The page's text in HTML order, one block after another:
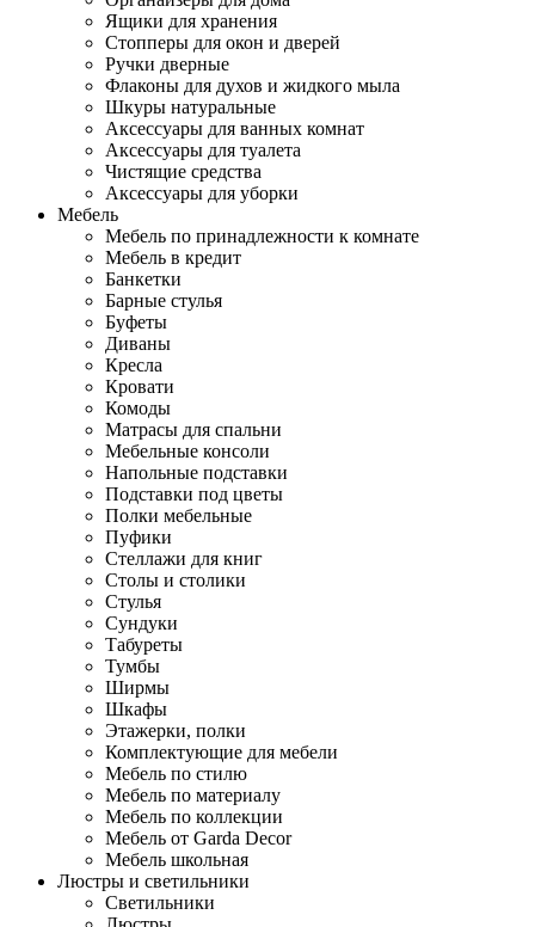
Ящики для хранения
Стопперы для окон и дверей
Ручки дверные
Флаконы для духов и жидкого мыла
Шкуры натуральные
Аксессуары для ванных комнат
Аксессуары для туалета
Чистящие средства
Аксессуары для уборки
Мебель
Мебель по принадлежности к комнате
Мебель в кредит
Банкетки
Барные стулья
Буфеты
Диваны
Кресла
Кровати
Комоды
Матрасы для спальни
Мебельные консоли
Напольные подставки
Подставки под цветы
Полки мебельные
Пуфики
Стеллажи для книг
Столы и столики
Стулья
Сундуки
Табуреты
Тумбы
Ширмы
Шкафы
Этажерки, полки
Комплектующие для мебели
Мебель по стилю
Мебель по материалу
Мебель по коллекции
Мебель от Garda Decor
Мебель школьная
Люстры и светильники
Светильники